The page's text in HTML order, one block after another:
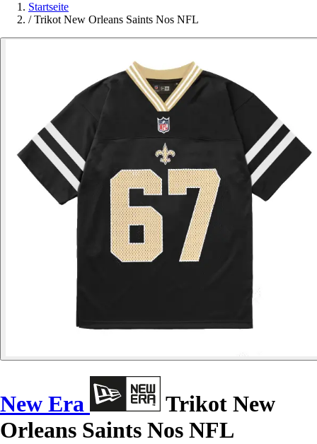
Startseite
/ Trikot New Orleans Saints Nos NFL
New Era
Trikot New
Orleans Saints Nos NFL